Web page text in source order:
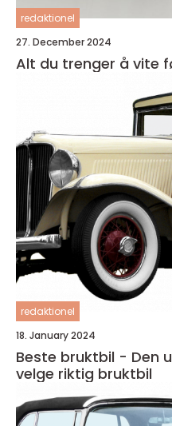
redaktionel
27. December 2024
Alt du trenger å vite
redaktionel
18. January 2024
Beste bruktbil - Den
velge riktig bruktbil